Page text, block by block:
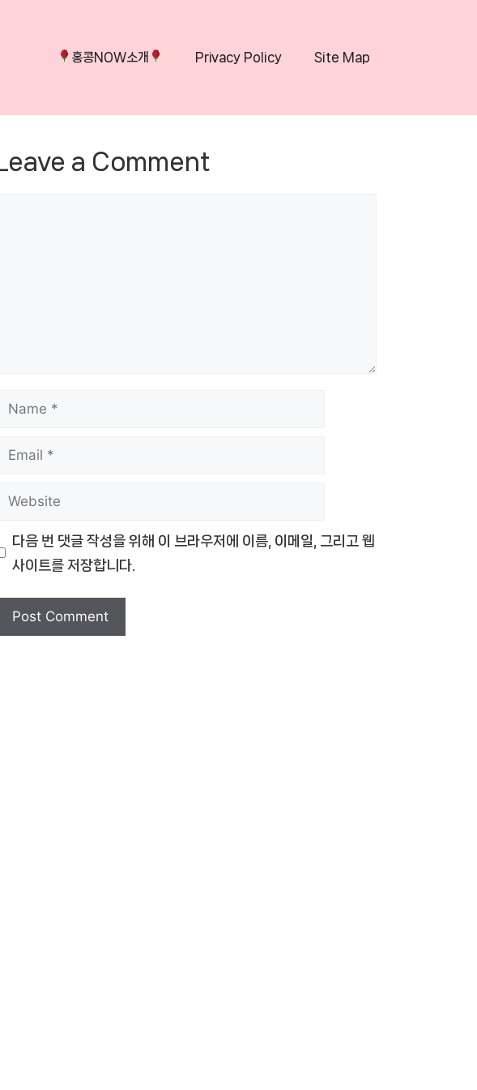
홍콩NOW소개 Privacy Policy Site Map
Leave a Comment
Name
Email
Website
다음 번 댓글 작성을 위해 이 브라우저에 이름, 이메일, 그리고 웹
사이트를 저장합니다.